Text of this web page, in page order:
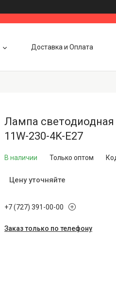
Доставка и Оплата
Лампа
11W-230-4K-E27
В наличии Только оптом
Цену уточняйте
+7 (727) 391-00-00
Заказ только по телефону